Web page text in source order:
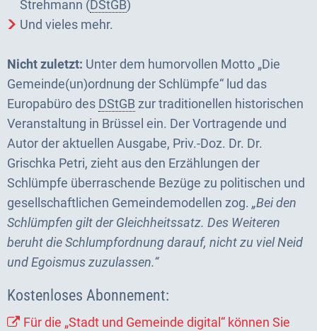
Strehmann (DStGB)
Und vieles mehr.
Nicht zuletzt: Unter dem humorvollen Motto „Die
Gemeinde(un)ordnung der Schlümpfe“ lud das
Europabüro des DStGBzur traditionellen historischen
Veranstaltung in Brüssel ein. Der Vortragende und
Autor der aktuellen Ausgabe, Priv.-Doz. Dr. Dr.
Grischka Petri, zieht aus den Erzählungen der
Schlümpfe überraschende Bezüge zu politischen und
gesellschaftlichen Gemeindemodellen zog. „Bei den
Schlümpfen gilt der Gleichheitssatz. Des Weiteren
beruht die Schlumpfordnung darauf, nicht zu viel Neid
und Egoismus zuzulassen.“
Kostenloses Abonnement:
Für die „Stadt und Gemeinde digital“ können Sie